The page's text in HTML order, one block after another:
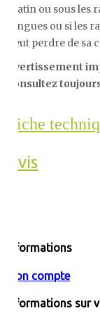
matin ou sous les
longues ou si les
peut perdre de sa
Avertissement
consultez
Fiche
Avis
Informations
Mon compte
Informations sur